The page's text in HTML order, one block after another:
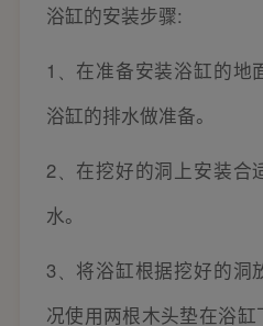
浴缸的安装步骤:
1、 在准备安装浴缸的地
浴缸的排水做准备。
2、 在挖好的洞上安装合
水。
3、 将浴缸根据挖好的洞
况使用两根木头垫在浴缸